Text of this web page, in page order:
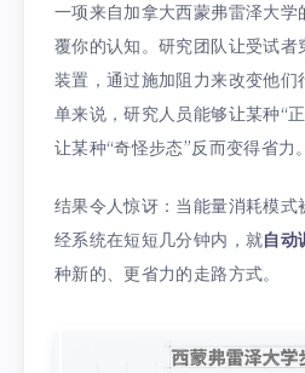
一项来自加拿大西蒙弗雷泽大学
覆你的认知。研究团队让受试者
装置，通过施加阻力来改变他们
单来说，研究人员能够让某种“
让某种“奇怪步态”反而变得省力。
结果令人惊讶：当能量消耗模式
经系统在短短几分钟内，就自动
种新的、更省力的走路方式。